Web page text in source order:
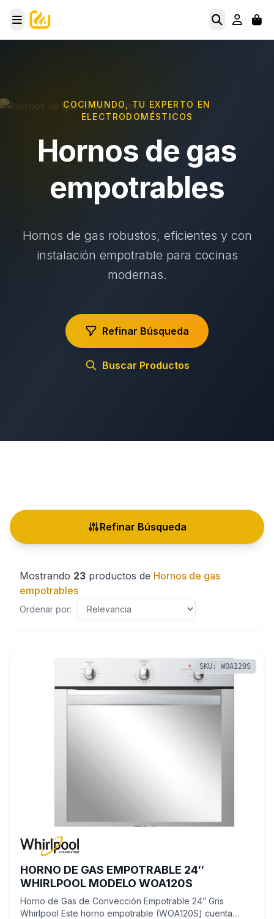
COCIMUNDO, TU EXPERTO EN
ELECTRODOMÉSTICOS
Hornos de gas
empotrables
Hornos de gas robustos, eficientes y con
instalación empotrable para cocinas
modernas.
Refinar Búsqueda
Buscar Productos
Refinar Búsqueda
Mostrando 23 productos de Hornos de gas
empotrables
Ordenar por:
SKU: WOA120S
HORNO DE GAS EMPOTRABLE 24″
WHIRLPOOL MODELO WOA120S
Horno de Gas de Convección Empotrable 24″ Gris
Whirlpool Este horno empotrable (WOA120S) cuenta